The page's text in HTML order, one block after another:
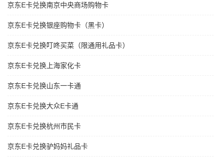
京东E卡兑换南京中央商场购物卡
京东E卡兑换银座购物卡（黑卡）
京东E卡兑换叮咚买菜（限通用礼品卡）
京东E卡兑换上海家化卡
京东E卡兑换山东一卡通
京东E卡兑换大众E卡通
京东E卡兑换杭州市民卡
京东E卡兑换驴妈妈礼品卡